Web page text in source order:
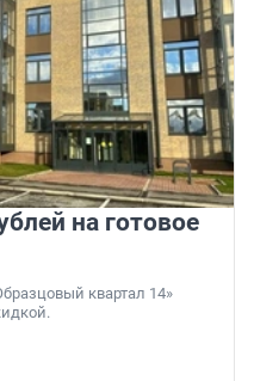
на готовое
квартал 14»